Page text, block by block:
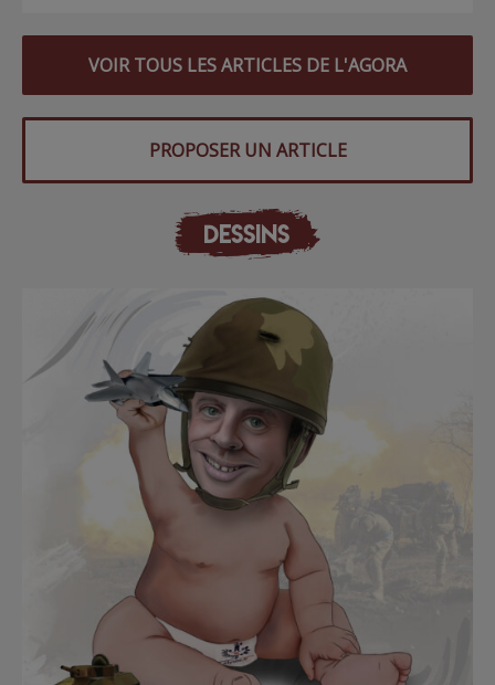
VOIR TOUS LES ARTICLES DE L'AGORA
PROPOSER UN ARTICLE
DESSINS